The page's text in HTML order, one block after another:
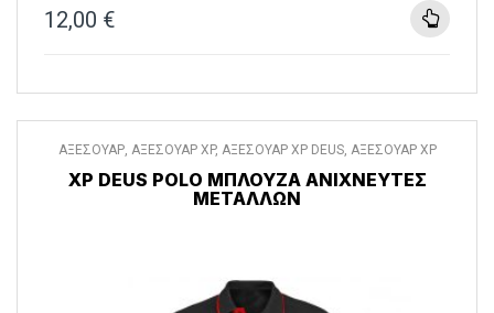
12,00 €
ΑΞΕΣΟΥΑΡ, ΑΞΕΣΟΥΑΡ XP, ΑΞΕΣΟΥΑΡ XP DEUS, ΑΞΕΣΟΥΑΡ XP
XP DEUS POLO ΜΠΛΟΎΖΑ ΑΝΙΧΝΕΥΤΈΣ
ΜΕΤΆΛΛΩΝ